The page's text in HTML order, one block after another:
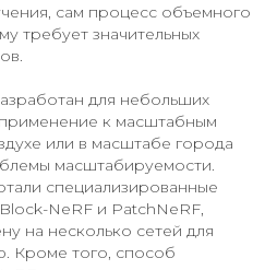
сам процесс объемного
требует значительных
для небольших
к масштабным
или в масштабе города
масштабируемости.
специализированные
NeRF и PatchNeRF,
на несколько сетей для
Кроме того, способ